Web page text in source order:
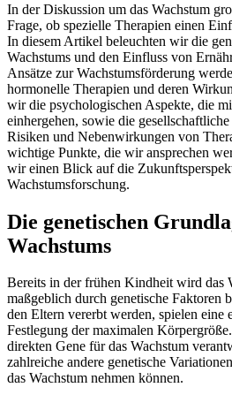
In der Diskussion um das Wachstum
Frage, ob spezielle Therapien einen
In diesem Artikel beleuchten wir die
Wachstums und den Einfluss von
Ansätze zur Wachstumsförderung
hormonelle Therapien und deren
wir die psychologischen Aspekte, die
einhergehen, sowie die
Risiken und Nebenwirkungen von
wichtige Punkte, die wir ansprechen
wir einen Blick auf die
Wachstumsforschung.
Die genetischen
Wachstums
Bereits in der frühen Kindheit wird das
maßgeblich durch genetische Faktoren
den Eltern vererbt werden, spielen eine
Festlegung der maximalen
direkten Gene für das Wachstum
zahlreiche andere genetische
das Wachstum nehmen können.